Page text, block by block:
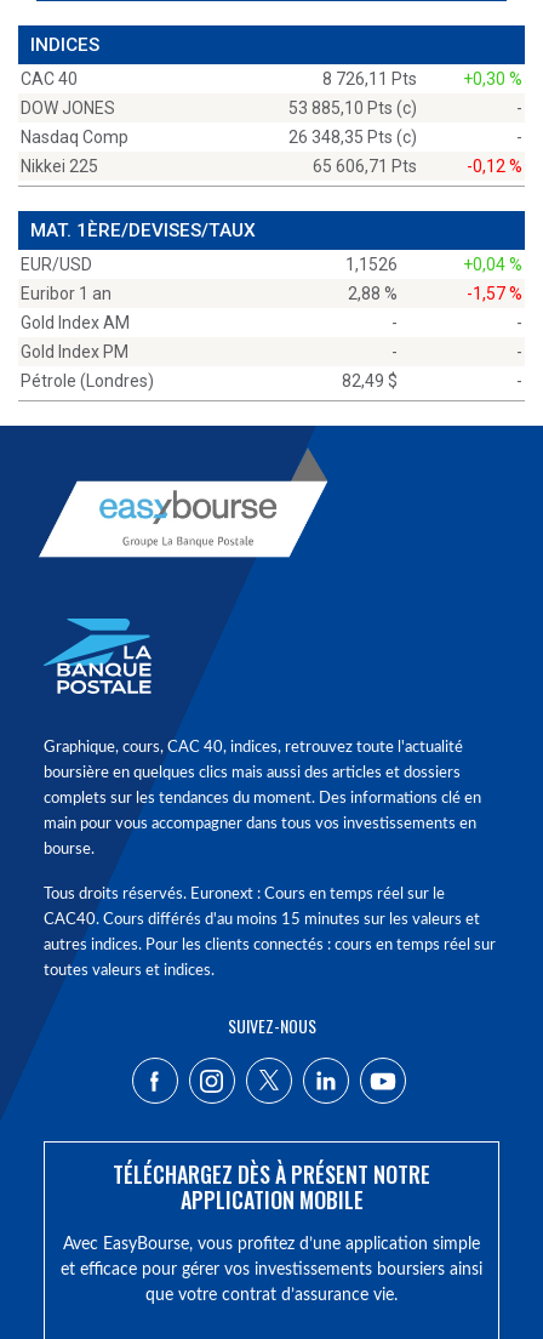
INDICES
CAC 40 8 726,11 Pts
+0,30 %
DOW JONES
53 885,10 Pts (c)
-
Nasdaq Comp
26 348,35 Pts (c)
-
Nikkei 225
65 606,71 Pts -0,12 %
MAT. 1ÈRE/DEVISES/TAUX
EUR/USD 1,1526
+0,04 %
Euribor 1 an
2,88 %
-1,57 %
Gold Index AM
-
-
Gold Index PM
-
-
Pétrole (Londres)
82,49 $ -
Graphique, cours, CAC 40, indices, retrouvez toute l'actualité
boursière en quelques clics mais aussi des articles et dossiers
complets sur les tendances du moment. Des informations clé en
main pour vous accompagner dans tous vos investissements en
bourse.
Tous droits réservés. Euronext : Cours en temps réel sur le
CAC40. Cours différés d'au moins 15 minutes sur les valeurs et
autres indices. Pour les clients connectés : cours en temps réel sur
toutes valeurs et indices.
SUIVEZ-NOUS
TÉLÉCHARGEZ DÈS À PRÉSENT NOTRE
APPLICATION MOBILE
Avec EasyBourse, vous profitez d’une application simple
et efficace pour gérer vos investissements boursiers ainsi
que votre contrat d’assurance vie.